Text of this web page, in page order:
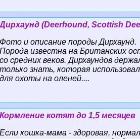
Дирхаунд (Deerhound, Scottish
Фото и описание породы Дирхаунд.
Порода известна на Британских
со средних веков. Дирхаундов
только знать, которая
для охоты на оленей....
Кормление котят до 1,5 месяцев
Если кошка-мама - здоровая,